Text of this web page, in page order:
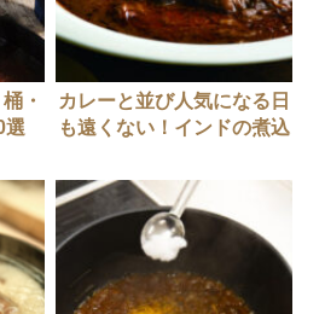
・
選
カレーと並び人気になる日
も遠くない！インドの煮込
ですか？